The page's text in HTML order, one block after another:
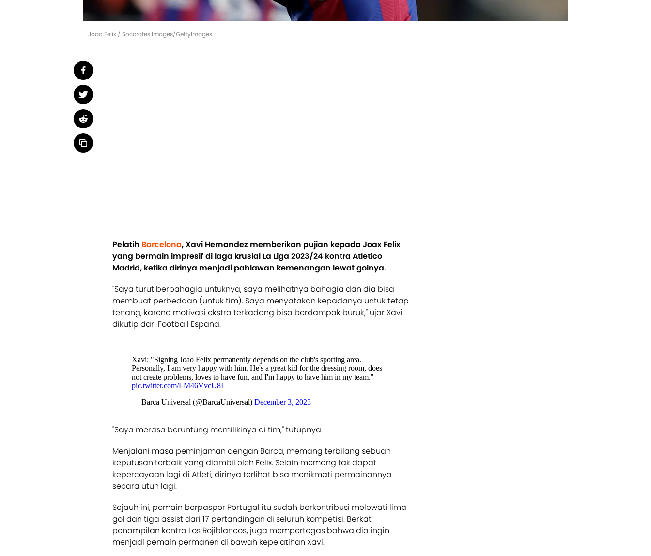
Joao Felix / Soccrates Images/GettyImages
Pelatih Barcelona, Xavi Hernandez memberikan pujian kepada Joax Felix
yang bermain impresif di laga krusial La Liga 2023/24 kontra Atletico
Madrid, ketika dirinya menjadi pahlawan kemenangan lewat golnya.
"Saya turut berbahagia untuknya, saya melihatnya bahagia dan dia bisa
membuat perbedaan (untuk tim). Saya menyatakan kepadanya untuk tetap
tenang, karena motivasi ekstra terkadang bisa berdampak buruk," ujar Xavi
dikutip dari Football Espana.
Xavi: "Signing Joao Felix permanently depends on the club's sporting area.
Personally, I am very happy with him. He's a great kid for the dressing room, does
not create problems, loves to have fun, and I'm happy to have him in my team."
pic.twitter.com/LM46VvcU8I
— Barça Universal (@BarcaUniversal) December 3, 2023
"Saya merasa beruntung memilikinya di tim," tutupnya.
Menjalani masa peminjaman dengan Barca, memang terbilang sebuah
keputusan terbaik yang diambil oleh Felix. Selain memang tak dapat
kepercayaan lagi di Atleti, dirinya terlihat bisa menikmati permainannya
secara utuh lagi.
Sejauh ini, pemain berpaspor Portugal itu sudah berkontribusi melewati lima
gol dan tiga assist dari 17 pertandingan di seluruh kompetisi. Berkat
penampilan kontra Los Rojiblancos, juga mempertegas bahwa dia ingin
menjadi pemain permanen di bawah kepelatihan Xavi.